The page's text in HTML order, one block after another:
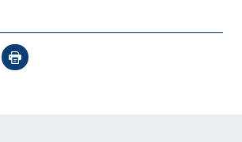
- Sito esterno - Apertura in
- Apertura in nuova finestra
Mail: apre il programma di posta
Stampa pagina: scelta meno